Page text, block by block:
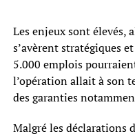
Les enjeux sont élevés,
s’avèrent stratégiques
5.000 emplois
l’opération allait à son
des garanties
Malgré les déclarations